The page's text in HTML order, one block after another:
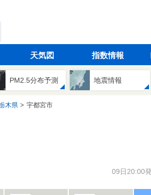
天気図 指数情報
PM2.5分布予測 地震情報
木県 宇都宮市
09日20:00